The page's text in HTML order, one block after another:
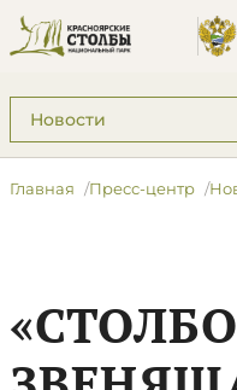
Подразделы: Пресс-
Главная Пресс-центр